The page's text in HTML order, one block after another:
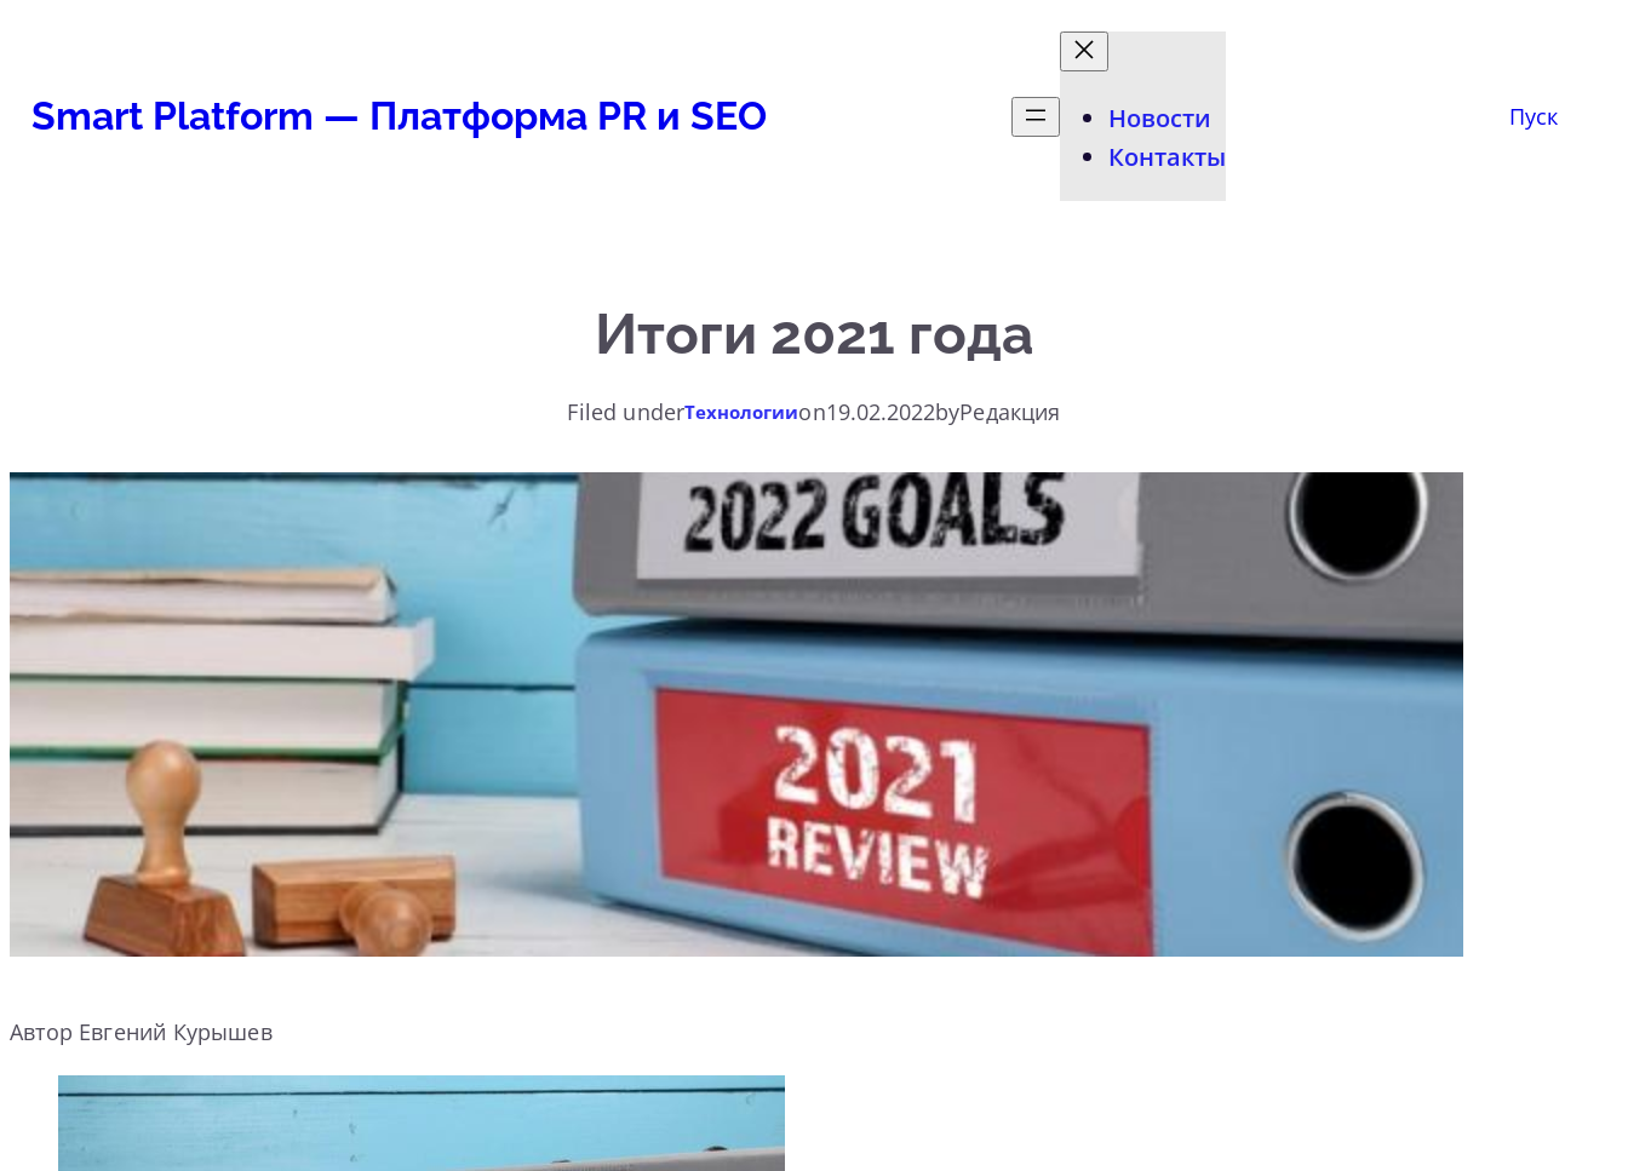
Smart Platform — Платформа PR и SEO
Новости
Контакты
Пуск
Итоги 2021 года
Filed underТехнологииon19.02.2022byРедакция
Автор Евгений Курышев